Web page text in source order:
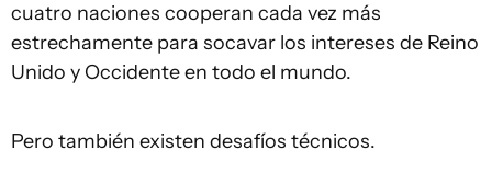
cuatro naciones cooperan cada vez más
estrechamente para socavar los intereses de Reino
Unido y Occidente en todo el mundo.
Pero también existen desafíos técnicos.